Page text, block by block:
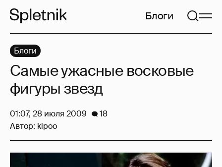
Блоги
Блоги
Самые ужасные восковые
фигуры звезд
01:07, 28 июля 2009
18
Автор: klpoo